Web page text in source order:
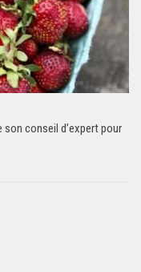
conseil d’expert pour